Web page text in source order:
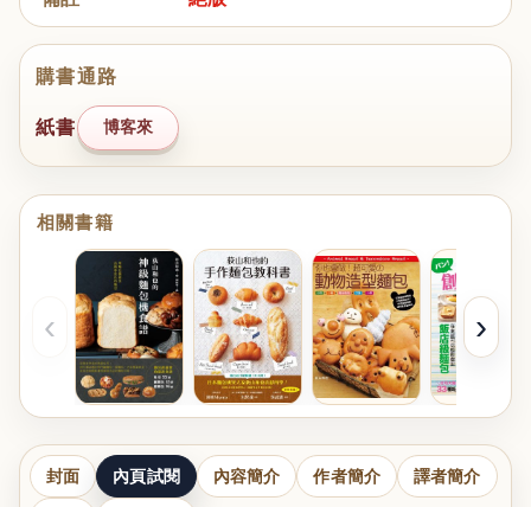
購書通路
紙書 博客來
相關書籍
‹ ›
封面 內頁試閱 內容簡介 作者簡介 譯者簡介